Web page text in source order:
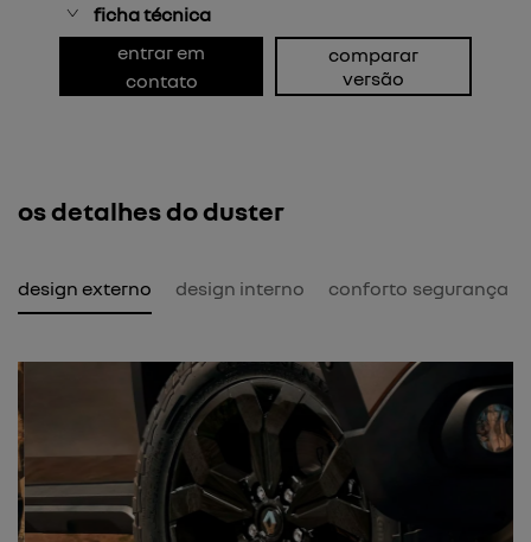
ficha técnica
entrar em
contato
comparar
versão
os detalhes do duster
design externo design interno conforto segurança